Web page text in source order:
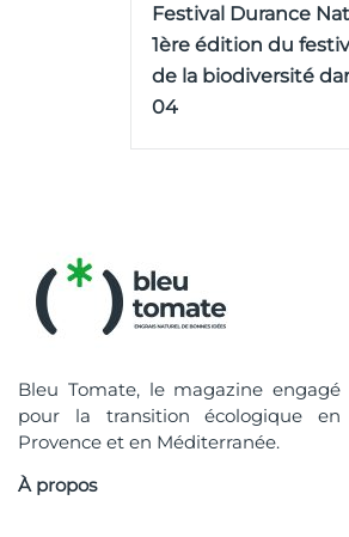
Festival Durance
1ère édition du
de la biodiversité
04
Bleu Tomate, le magazine engagé
pour la transition écologique en
Provence et en Méditerranée.
À propos